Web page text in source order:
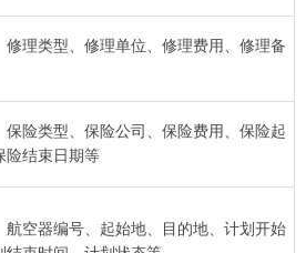
修理类型、修理单位、修理费用、修理备
保险类型、保险公司、保险费用、保险起
险结束日期等
航空器编号、起始地、目的地、计划开始